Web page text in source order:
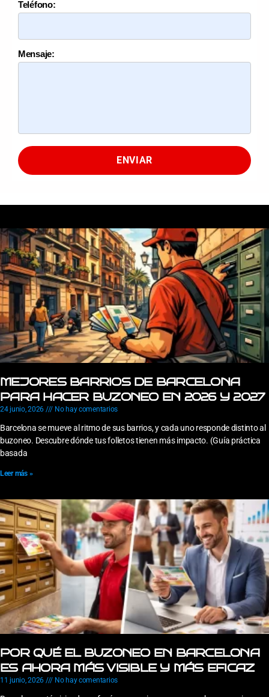
Teléfono:
Mensaje:
ENVIAR
MEJORES BARRIOS DE BARCELONA
PARA HACER BUZONEO EN 2026 Y 2027
24 junio, 2026 No hay comentarios
Barcelona se mueve al ritmo de sus barrios, y cada uno responde distinto al
buzoneo. Descubre dónde tus folletos tienen más impacto. (Guía práctica
basada
Leer más »
POR QUÉ EL BUZONEO EN BARCELONA
ES AHORA MÁS VISIBLE Y MÁS EFICAZ
11 junio, 2026 No hay comentarios